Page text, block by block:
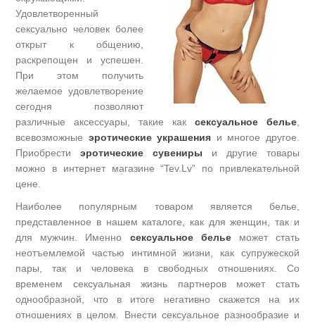
Удовлетворенный
сексуально человек более
открыт к общению,
раскрепощен и успешен.
При этом получить
желаемое удовлетворение
сегодня позволяют
различные аксессуары, такие как сексуальное белье,
всевозможные эротические украшения и многое другое.
Приобрестиэротические сувениры и другие товары
можно в интернет магазине “Tev.Lv” по привлекательной
цене.
Наиболее популярным товаром является белье,
представленное в нашем каталоге, как для женщин, так и
для мужчин. Именно сексуальное бельеможет стать
неотъемлемой частью интимной жизни, как супружеской
пары, так и человека в свободных отношениях. Со
временем сексуальная жизнь партнеров может стать
однообразной, что в итоге негативно скажется на их
отношениях в целом. Внести сексуальное разнообразие и